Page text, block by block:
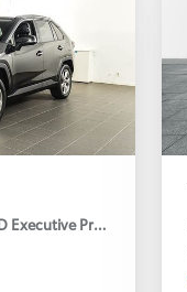
Executive Premium Drag